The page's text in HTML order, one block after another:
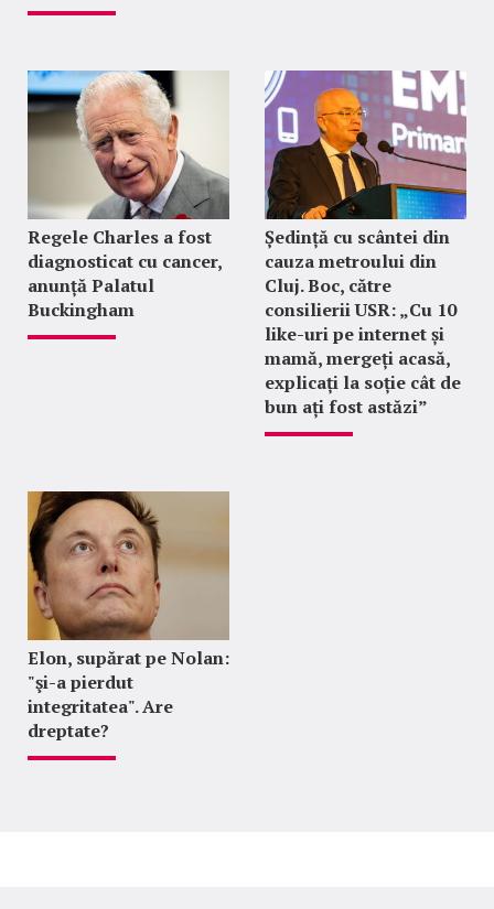
Regele Charles a fost
diagnosticat cu cancer,
anunță Palatul
Buckingham
Ședință cu scântei din
cauza metroului din
Cluj. Boc, către
consilierii USR: „Cu 10
like-uri pe internet și
mamă, mergeți acasă,
explicați la soție cât de
bun ați fost astăzi”
Elon, supărat pe Nolan:
"şi-a pierdut
integritatea". Are
dreptate?